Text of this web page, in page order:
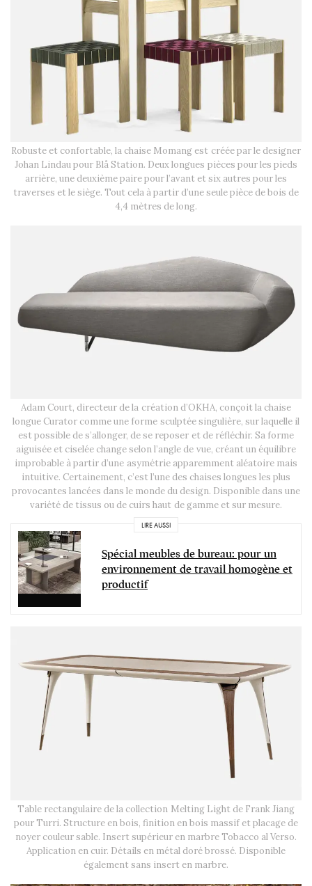
Robuste et confortable, la chaise Momang est créée par le designer
Johan Lindau pour Blå Station. Deux longues pièces pour les pieds
arrière, une deuxième paire pour l’avant et six autres pour les
traverses et le siège. Tout cela à partir d’une seule pièce de bois de
4,4 mètres de long.
Adam Court, directeur de la création d’OKHA, conçoit la chaise
longue Curator comme une forme sculptée singulière, sur laquelle il
est possible de s’allonger, de se reposer et de réfléchir. Sa forme
aiguisée et ciselée change selon l’angle de vue, créant un équilibre
improbable à partir d’une asymétrie apparemment aléatoire mais
intuitive. Certainement, c’est l’une des chaises longues les plus
provocantes lancées dans le monde du design. Disponible dans une
variété de tissus ou de cuirs haut de gamme et sur mesure.
LIRE AUSSI
Spécial meubles de bureau: pour un
environnement de travail homogène et
productif
Table rectangulaire de la collection Melting Light de Frank Jiang
pour Turri. Structure en bois, finition en bois massif et placage de
noyer couleur sable. Insert supérieur en marbre Tobacco al Verso.
Application en cuir. Détails en métal doré brossé. Disponible
également sans insert en marbre.